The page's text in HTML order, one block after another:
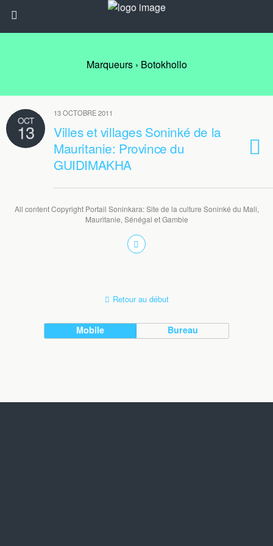
Marqueurs › Botokhollo
OCT
13
13 OCTOBRE 2011
Villes et villages Soninké de la
Mauritanie: Province du
GUIDIMAKHA
All content Copyright Portail Soninkara: Site de la culture Soninké du Mali,
Mauritanie, Sénégal et Gambie
Retour au début
Mobile Bureau